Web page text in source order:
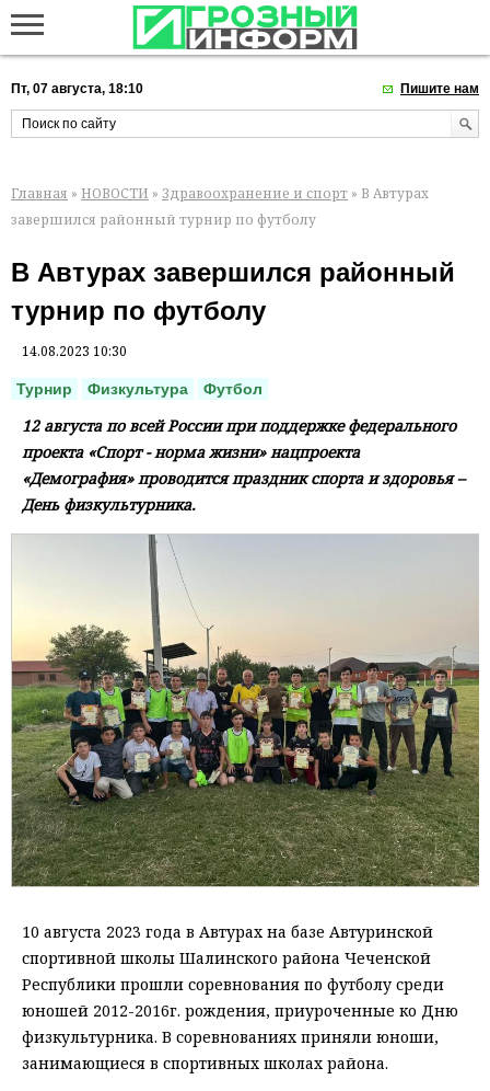
Пт, 07 августа, 18:10 Пишите нам
Главная » НОВОСТИ » Здравоохранение и спорт » В Автурах
завершился районный турнир по футболу
В Автурах завершился районный
турнир по футболу
14.08.2023 10:30
Турнир Физкультура Футбол
12 августа по всей России при поддержке федерального
проекта «Спорт - норма жизни» нацпроекта
«Демография» проводится праздник спорта и здоровья –
День физкультурника.
10 августа 2023 года в Автурах на базе Автуринской
спортивной школы Шалинского района Чеченской
Республики прошли соревнования по футболу среди
юношей 2012-2016г. рождения, приуроченные ко Дню
физкультурника. В соревнованиях приняли юноши,
занимающиеся в спортивных школах района.